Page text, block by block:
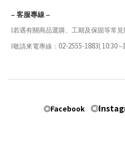
–客服專線–
l若遇有關商品選購、工期及保固等常
l敬請來電專線： 02-2555-1883( 10:30 –
◎Facebook